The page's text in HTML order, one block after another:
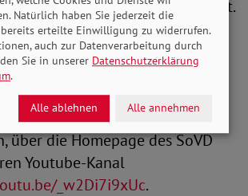
und Jugend sowie Gökay Akbulut.
Linken in diesem Ausschuss.
Dr.in Simone Real, Referentin
und Jugend.
Sie im live im Fernsehprogramm
über die Homepage des SoVD
Youtube-Kanal
_w2Di7i9xUc.
Natürlich haben Sie jederzeit die
erteilte Einwilligung zu widerrufen.
auch zur Datenverarbeitung durch
Sie in unserer Datenschutzerklärung
.
Alle ablehnen Alle annehmen